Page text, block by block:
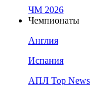
ЧМ 2026
Чемпионаты
Англия
Испания
АПЛ Top News